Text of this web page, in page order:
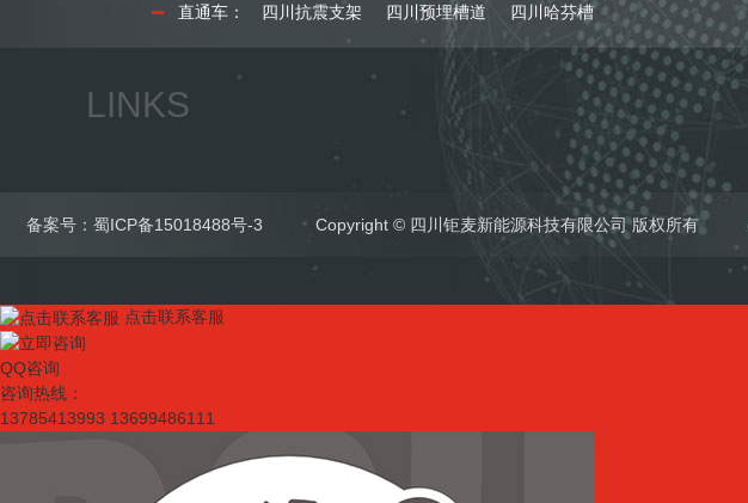
直通车： 四川抗震支架 四川预埋槽道 四川哈芬槽
LINKS
备案号： 蜀ICP备15018488号-3 Copyright © 四川钜麦新能源科技有限公司 版权所有
点击联系客服
QQ咨询
咨询热线：
13785413993 13699486111